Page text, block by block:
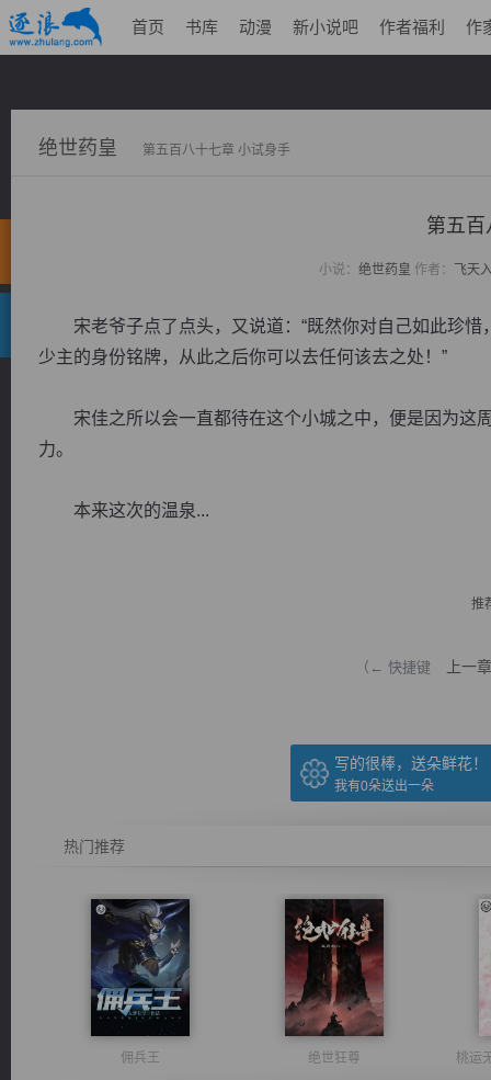
首页 书库 动漫 新小说吧 作者福利 作
绝世药皇 第五百八十七章 小试身手
第五百
小说： 绝世药皇 作者： 飞天
宋老爷子点了点头，又说道：“既然你对自己如此珍惜
少主的身份铭牌，从此之后你可以去任何该去之处！”
宋佳之所以会一直都待在这个小城之中，便是因为这
力。
本来这次的温泉...
推
（← 快捷键 上一章
写的很棒，送朵鲜花！
我有0朵送出一朵
热门推荐
佣兵王 绝世狂尊 桃运